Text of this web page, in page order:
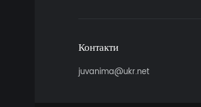
Контакти
juvanima@ukr.net